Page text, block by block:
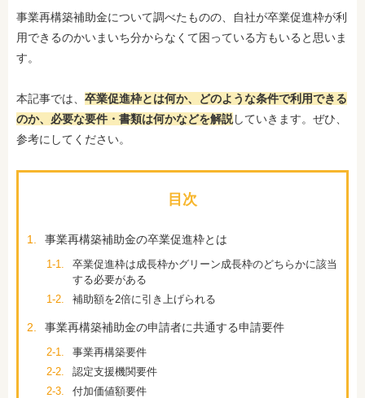
事業再構築補助金について調べたものの、自社が卒業促進枠が利
用できるのかいまいち分からなくて困っている方もいると思いま
す。
本記事では、 卒業促進枠とは何か、どのような条件で利用できる
のか、必要な要件・書類は何かなどを解説していきます。ぜひ、
参考にしてください。
目次
1. 事業再構築補助金の卒業促進枠とは
1-1.
卒業促進枠は成長枠かグリーン成長枠のどちらかに該当
する必要がある
1-2.
補助額を2倍に引き上げられる
2. 事業再構築補助金の申請者に共通する申請要件
2-1.
事業再構築要件
2-2.
認定支援機関要件
2-3.
付加価値額要件